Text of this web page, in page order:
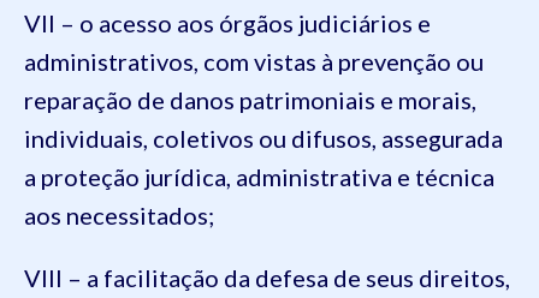
VII – o acesso aos órgãos judiciários e
administrativos, com vistas à prevenção ou
reparação de danos patrimoniais e morais,
individuais, coletivos ou difusos, assegurada
a proteção jurídica, administrativa e técnica
aos necessitados;
VIII – a facilitação da defesa de seus direitos,